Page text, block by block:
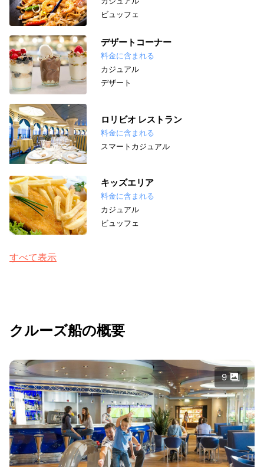
ビュッフェ
デザートコーナー
料金に含まれる
カジュアル
デザート
ロリビオ レストラン
料金に含まれる
スマートカジュアル
キッズエリア
料金に含まれる
カジュアル
ビュッフェ
すべて表示
クルーズ船の概要
9